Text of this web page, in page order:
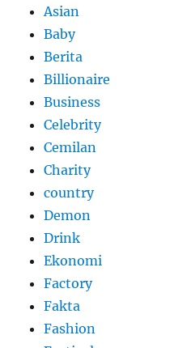
Asian
Baby
Berita
Billionaire
Business
Celebrity
Cemilan
Charity
country
Demon
Drink
Ekonomi
Factory
Fakta
Fashion